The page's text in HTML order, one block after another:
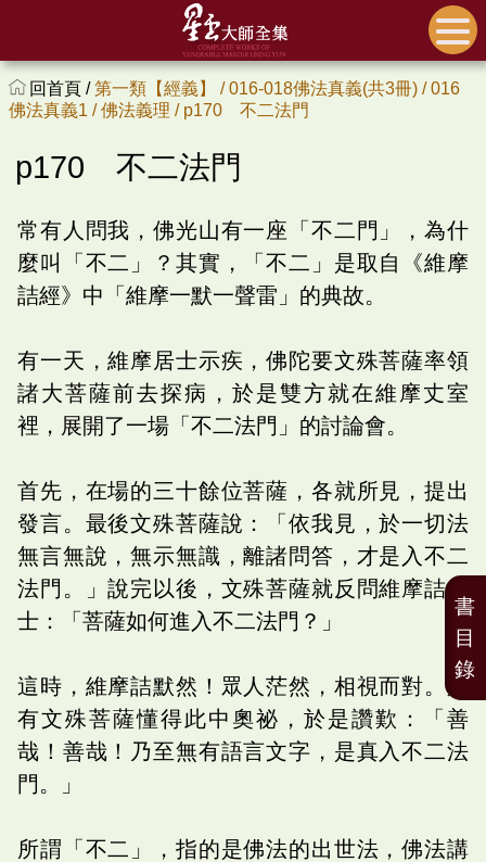
回首頁 /第一類【經義】 /016-018佛法真義(共3冊) /016
佛法真義1 /佛法義理 / p170 不二法門
p170 不二法門
常有人問我，佛光山有一座「不二門」，為什
麼叫「不二」？其實，「不二」是取自《維摩
詰經》中「維摩一默一聲雷」的典故。
有一天，維摩居士示疾，佛陀要文殊菩薩率領
諸大菩薩前去探病，於是雙方就在維摩丈室
裡，展開了一場「不二法門」的討論會。
首先，在場的三十餘位菩薩，各就所見，提出
發言。最後文殊菩薩說：「依我見，於一切法
無言無說，無示無識，離諸問答，才是入不二
法門。」說完以後，文殊菩薩就反問維摩詰居
士：「菩薩如何進入不二法門？」
這時，維摩詰默然！眾人茫然，相視而對。只
有文殊菩薩懂得此中奧祕，於是讚歎：「善
哉！善哉！乃至無有語言文字，是真入不二法
門。」
所謂「不二」，指的是佛法的出世法，佛法講
書
目
錄